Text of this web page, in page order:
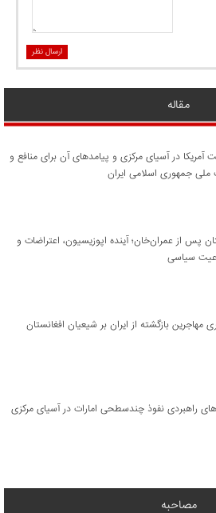
ارسال نظر
مقاله
آمریکا در آسیای مرکزی و پیامدهای آن برای منافع و
ملی جمهوری اسلامی ایران
پس از عمران‌خان؛ آینده اپوزیسیون، اعتراضات و
سیاسی
مهاجرین بازگشته از ایران بر شیعیان افغانستان
راهبردی نفوذ چندسطحی امارات در آسیای مرکزی
مصاحبه